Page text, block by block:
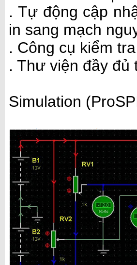
. Tự động cập
in sang mạch
. Công cụ kiểm
. Thư viện đầy đủ
Simulation